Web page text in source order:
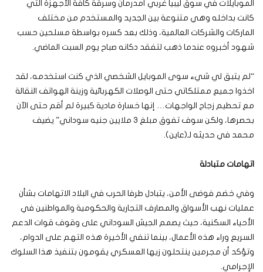
الموبايلات في سوق ليبيا غربي أمدرمان وسرقة كافة الأجهزة التي
كانت بداخله وهي متنوعة بين الجديد والمستخدم من مختلف
الماركات والشركات العالمية، وذلك بعد كسره بواسطة مسلحين حسب
شهود أخبروه عندما ذهب لتفقد دكانه صباح يوم السبت الماضي.
“لم يتبق لي شيء سوى الموبايل الشخصي الذي كنت استخدمه، لقد
اخذوا جميع ممتلكاتي حتى الوصلات الكهربائية وزينة الهواتف النقالة
مع تحطيم زجاج الواجهات… إنها خسارة مادية كبيرة لم أقم حتى الآن
بحصرها، ولكن سوف تفوق مبلغ 3 ملايين جنيه سوداني” يضيف
محمد في حديثه لـ(عاين).
اتهامات متبادلة
وفي خضم فوضى الأمن، يتبادل طرفا الحرب في البلاد الاتهامات بشأن
عمليات نهب الأسواق والمصارف التجارية والحكومية والمواطنين في
الأحياء السكنية، حيث يصمم الجيش السوداني على وقوف قوات الدعم
السريع وراء هذه الأعمال، بينما تنفي الأخيرة هذه التهم على الدوام،
وتؤكد أن مجرمين ينتحلون زيها العسكري يقومون بتنفيذ هذا السلوك
الإجرامي.